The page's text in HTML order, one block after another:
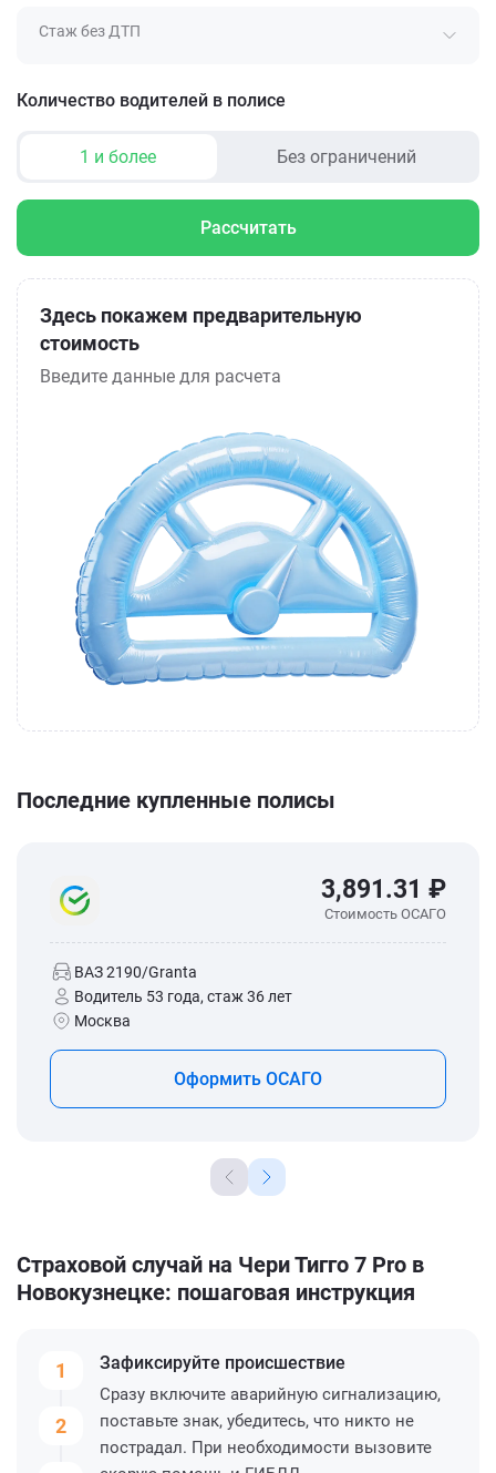
Стаж без ДТП
Количество водителей в полисе
1 и более Без ограничений
Рассчитать
Здесь покажем предварительную
стоимость
Введите данные для расчета
Последние купленные полисы
3,891.31 ₽
Стоимость ОСАГО
ВАЗ 2190/Granta
Водитель 53 года, стаж 36 лет
Москва
Оформить ОСАГО
Страховой случай на Чери Тигго 7 Pro в
Новокузнецке: пошаговая инструкция
1
2
Зафиксируйте происшествие
Сразу включите аварийную сигнализацию,
поставьте знак, убедитесь, что никто не
пострадал. При необходимости вызовите